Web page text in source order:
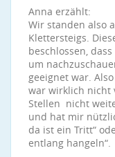
Anna erzählt:
Wir standen also
Klettersteigs.
beschlossen,
um
geeignet war.
war wirklich nicht
Stellen nicht
und hat mir
da ist ein Tritt“
entlang hangeln“.